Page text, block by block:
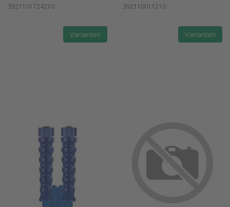
3921101724210
Varianten
392110011210
Varianten